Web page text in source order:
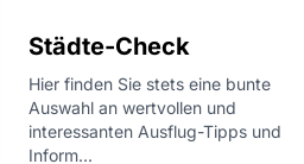
Städte-Check
Hier finden Sie stets eine bunte
Auswahl an wertvollen und
interessanten Ausflug-Tipps und
Inform...